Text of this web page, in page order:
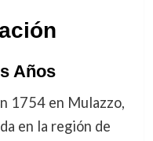
Años
1754 en Mulazzo,
en la región de